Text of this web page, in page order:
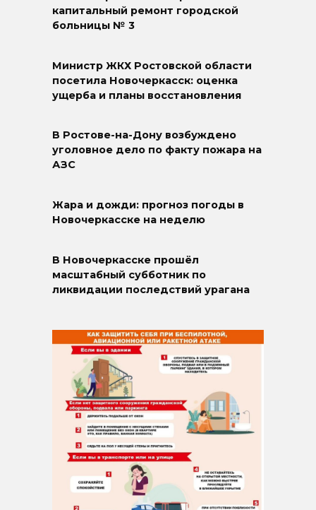
капитальный ремонт городской
больницы № 3
Министр ЖКХ Ростовской области
посетила Новочеркасск: оценка
ущерба и планы восстановления
В Ростове-на-Дону возбуждено
уголовное дело по факту пожара на
АЗС
Жара и дожди: прогноз погоды в
Новочеркасске на неделю
В Новочеркасске прошёл
масштабный субботник по
ликвидации последствий урагана